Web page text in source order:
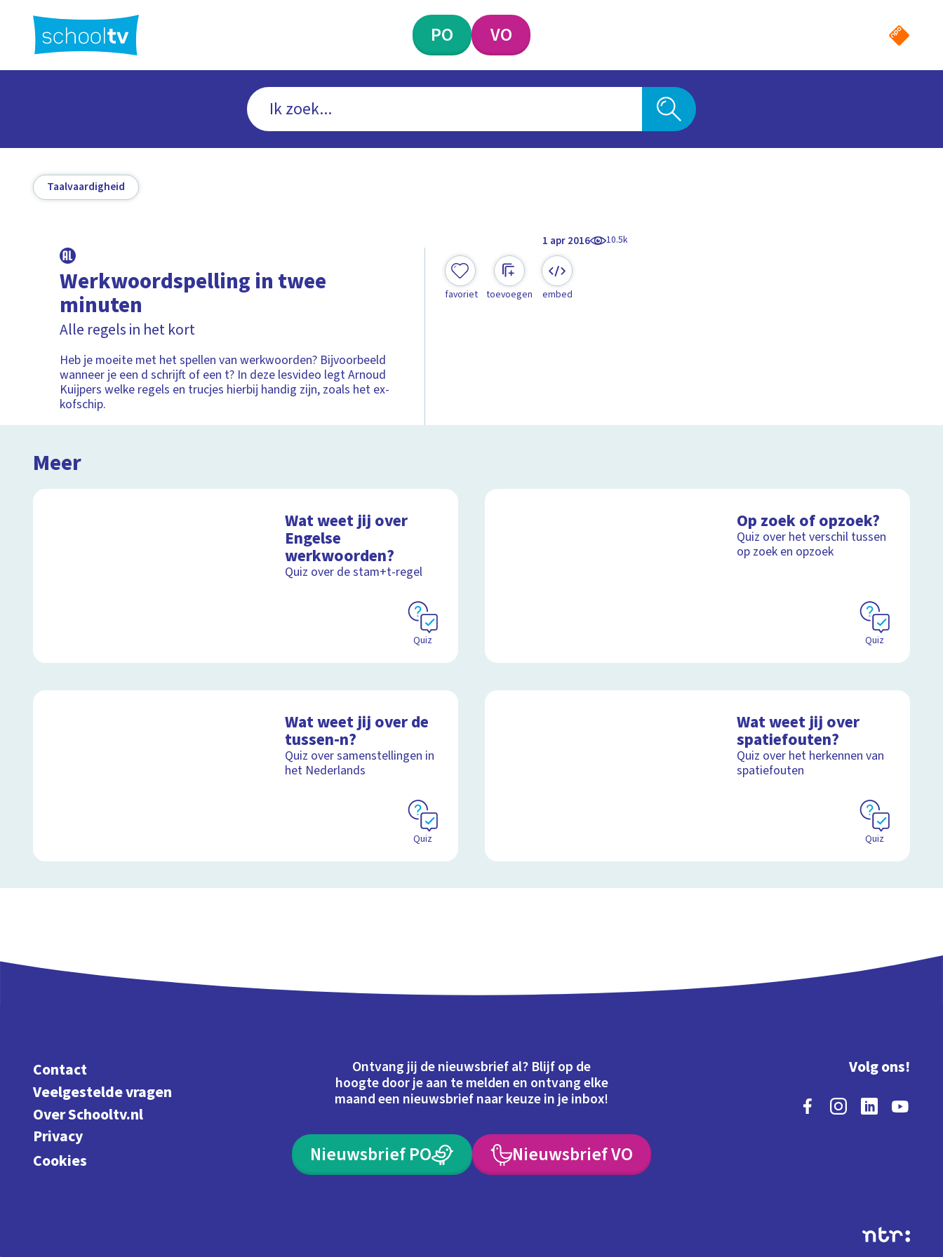
hoofdinhoud
PO VO
Taalvaardigheid
1 apr 2016 10.5k
Werkwoordspelling in twee
minuten
Alle regels in het kort
Heb je moeite met het spellen van werkwoorden? Bijvoorbeeld
wanneer je een d schrijft of een t? In deze lesvideo legt Arnoud
Kuijpers welke regels en trucjes hierbij handig zijn, zoals het ex-
kofschip.
favoriet toevoegen embed
Meer
Wat weet jij over
Engelse
werkwoorden?
Quiz over de stam+t-regel
Quiz
Op zoek of opzoek?
Quiz over het verschil tussen
op zoek en opzoek
Quiz
Wat weet jij over de
tussen-n?
Quiz over samenstellingen in
het Nederlands
Quiz
Wat weet jij over
spatiefouten?
Quiz over het herkennen van
spatiefouten
Quiz
Contact
Veelgestelde vragen
Over Schooltv.nl
Privacy
Cookies
Ontvang jij de nieuwsbrief al? Blijf op de
hoogte door je aan te melden en ontvang elke
maand een nieuwsbrief naar keuze in je inbox!
Nieuwsbrief PO Nieuwsbrief VO
Volg ons!